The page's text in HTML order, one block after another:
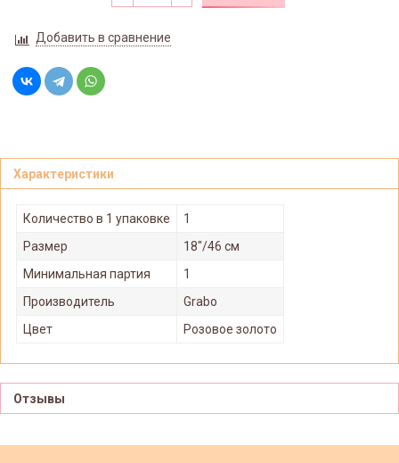
Добавить в сравнение
Характеристики
Количество в 1 упаковке
1
Размер
18"/46 см
Минимальная партия
1
Производитель
Grabo
Цвет
Розовое золото
Отзывы